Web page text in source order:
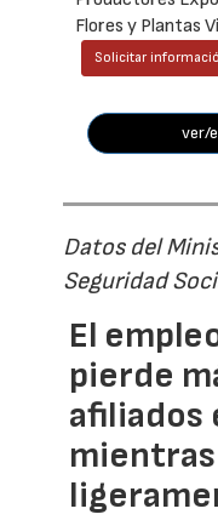
Flores y Plantas
Solicitar
ver/
Datos del
Seguridad
El
pierde
afiliados